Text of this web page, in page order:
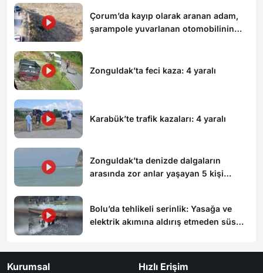
Çorum’da kayıp olarak aranan adam,
şarampole yuvarlanan otomobilinin
Zonguldak’ta feci kaza: 4 yaralı
Karabük’te trafik kazaları: 4 yaralı
Zonguldak’ta denizde dalgaların
arasında zor anlar yaşayan 5 kişi
Bolu’da tehlikeli serinlik: Yasağa ve
elektrik akımına aldırış etmeden süs
Kurumsal Hızlı Erişim